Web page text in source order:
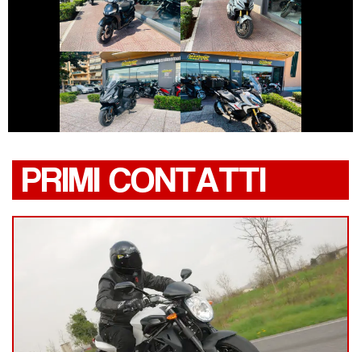
PEUGEOT TWEET HONDA X-ADV
SYM MAXSYM-TL
€ 5.450 €
HONDA X-ADV
€ 10.250 €
PRIMI CONTATTI